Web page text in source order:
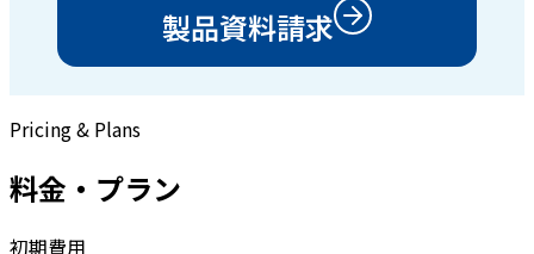
製品資料請求
Pricing & Plans
料金・プラン
初期費用